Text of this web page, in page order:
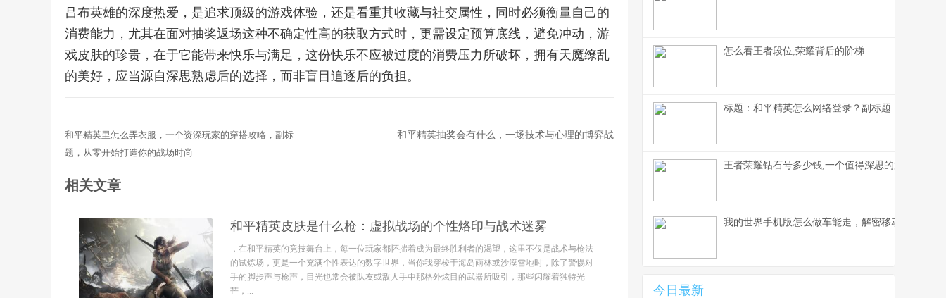
吕布英雄的深度热爱，是追求顶级的游戏体验，还是看重其收藏与社交属性，同时必须衡量自己的
消费能力，尤其在面对抽奖返场这种不确定性高的获取方式时，更需设定预算底线，避免冲动，游
戏皮肤的珍贵，在于它能带来快乐与满足，这份快乐不应被过度的消费压力所破坏，拥有天魔缭乱
的美好，应当源自深思熟虑后的选择，而非盲目追逐后的负担。
和平精英里怎么弄衣服，一个资深玩家的穿搭攻略，副标
题，从零开始打造你的战场时尚
和平精英抽奖会有什么，一场技术与心理的博弈战
相关文章
和平精英皮肤是什么枪：虚拟战场的个性烙印与战术迷雾
，在和平精英的竞技舞台上，每一位玩家都怀揣着成为最终胜利者的渴望，这里不仅是战术与枪法
的试炼场，更是一个充满个性表达的数字世界，当你我穿梭于海岛雨林或沙漠雪地时，除了警惕对
手的脚步声与枪声，目光也常会被队友或敌人手中那格外炫目的武器所吸引，那些闪耀着独特光
芒，...
怎么看王者段位,荣耀背后的阶梯
标题：和平精英怎么网络登录？副标题：资深玩家
王者荣耀钻石号多少钱,一个值得深思的游戏现象,
我的世界手机版怎么做车能走，解密移动载具的奥
今日最新